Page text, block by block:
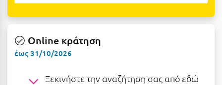
Ελούντα Κρήτης
Ερέτρια
Ερμιόνη
Ευρυτανία
Online κράτηση
έως 31/10/2026
Ξεκινήστε την αναζήτηση σας από εδώ